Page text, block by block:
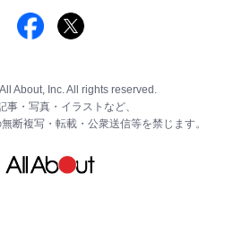
About, Inc. All rights reserved.
事・写真・イラストなど、
断複写・転載・公衆送信等を禁じます。